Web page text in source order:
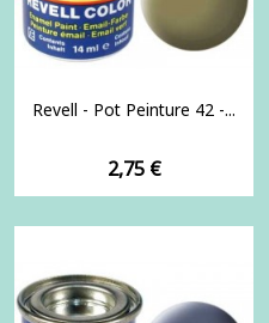
Revell - Pot Peinture 42 -...
Prix
2,75 €